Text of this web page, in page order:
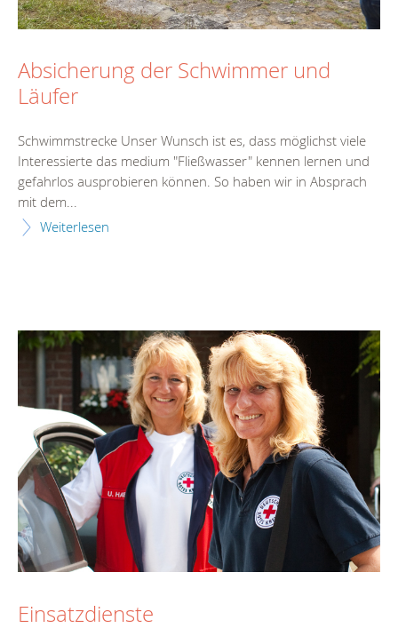
Absicherung der Schwimmer und
Läufer
Schwimmstrecke Unser Wunsch ist es, dass möglichst viele
Interessierte das medium "Fließwasser" kennen lernen und
gefahrlos ausprobieren können. So haben wir in Absprach
mit dem...
Weiterlesen
Einsatzdienste